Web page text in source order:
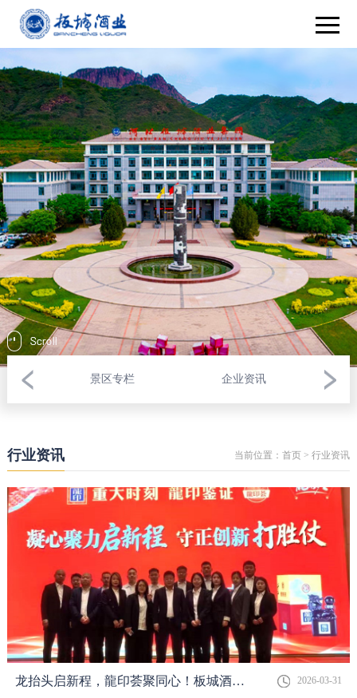
景区专栏 企业资讯
行业资讯 当前位置：首页 >行业资讯
龙抬头启新程，龍印荟聚同心！板城酒业石家庄战区2026年第一季度龍印荟圆满落幕！ 2026-03-31